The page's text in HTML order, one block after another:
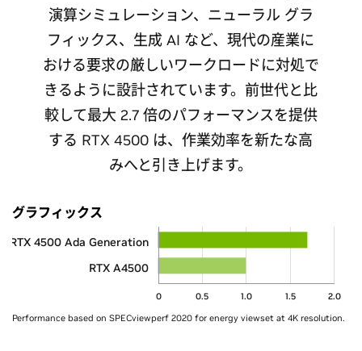
演算シミュレーション、ニューラル グラ
フィックス、生成 AI など、現代の産業に
おける要求の厳しいワークロードに対処で
きるように設計されています。前世代と比
較して最大 2.7 倍のパフォーマンスを提供
する RTX 4500 は、作業効率を新たな高
みへと引き上げます。
グラフィックス
0 0.5 1.0 1.5 2.0
RTX 4500 Ada Generation
RTX A4500
Performance based on SPECviewperf 2020 for energy viewset at 4K resolution.